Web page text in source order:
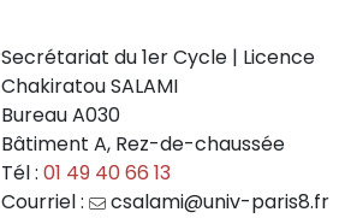
Secrétariat du 1er Cycle | Licence
Chakiratou SALAMI
Bureau A030
Bâtiment A, Rez-de-chaussée
Tél : 01 49 40 66 13
Courriel :
csalami@univ-paris8.fr